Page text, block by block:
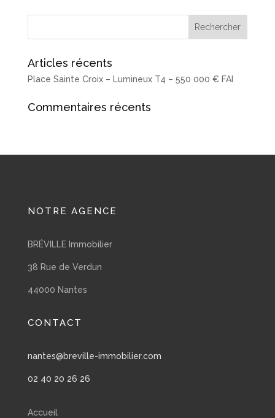
Articles récents
Place Sainte Croix – Lumineux T4 – 550 000 € FAI
Commentaires récents
NOTRE AGENCE
BRÉVILLE Immobilier
38 Rue de Verdun
44000 Nantes
CONTACT
nantes@breville-immobilier.com
02 40 20 26 26
Accueil